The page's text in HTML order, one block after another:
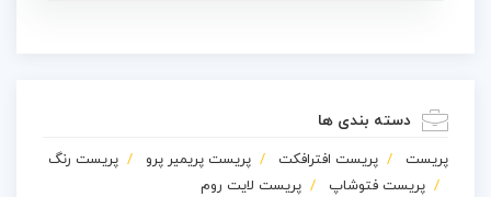
دسته بندی ها
پریست پریست افترافکت پریست پریمیر پرو
پریست رنگ
پریست فتوشاپ
پریست لایت روم